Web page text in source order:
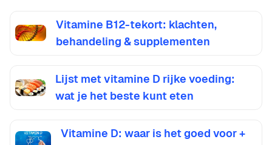
Vitamine B12-tekort: klachten,
behandeling & supplementen
Lijst met vitamine D rijke voeding:
wat je het beste kunt eten
Vitamine D: waar is het goed voor +